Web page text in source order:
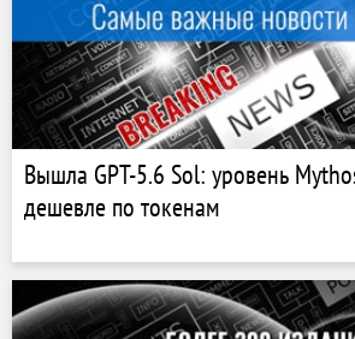
Вышла GPT-5.6 Sol: уровень
дешевле по токенам